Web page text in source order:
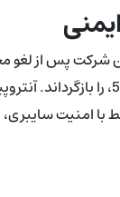
پرتلاطمی را پشت سر گذاشته است.
دسترسی عمومی به جدیدترین مدل‌های
سایبری،